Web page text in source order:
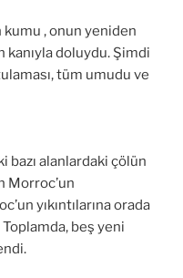
, onun yeniden
kanıyla doluydu. Şimdi
tüm umudu ve
bazı alanlardaki çölün
Morroc’un
yıkıntılarına orada
beş yeni